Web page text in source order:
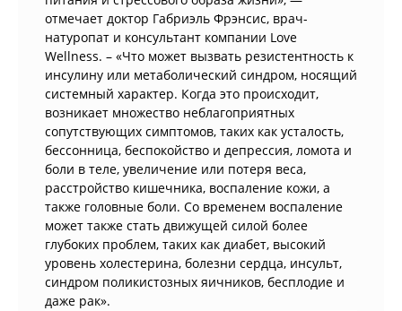
отмечает доктор Габриэль Фрэнсис, врач-
натуропат и консультант компании Love
Wellness. – «Что может вызвать резистентность к
инсулину или метаболический синдром, носящий
системный характер. Когда это происходит,
возникает множество неблагоприятных
сопутствующих симптомов, таких как усталость,
бессонница, беспокойство и депрессия, ломота и
боли в теле, увеличение или потеря веса,
расстройство кишечника, воспаление кожи, а
также головные боли. Со временем воспаление
может также стать движущей силой более
глубоких проблем, таких как диабет, высокий
уровень холестерина, болезни сердца, инсульт,
синдром поликистозных яичников, бесплодие и
даже рак».